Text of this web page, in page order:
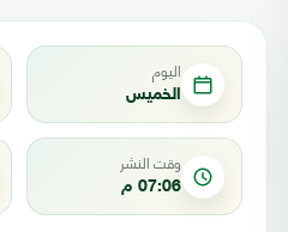
اليوم
الخميس
وقت النشر
07:06 م